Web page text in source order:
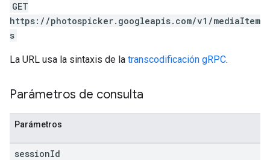
GET
https://photospicker.googleapis.com/v1/mediaItem
s
La URL usa la sintaxis de la transcodificación gRPC.
Parámetros de consulta
Parámetros
sessionId